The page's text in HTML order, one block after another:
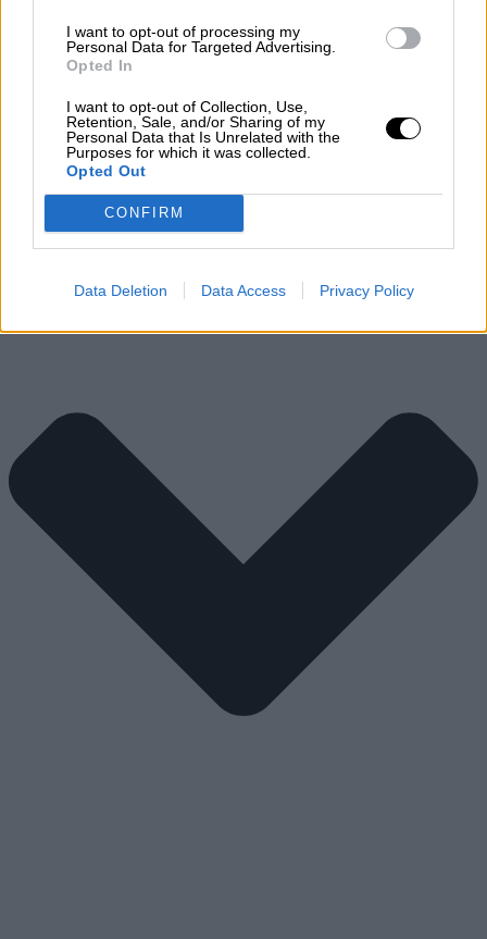
I want to opt-out of processing my
Personal Data for Targeted Advertising.
Opted In
I want to opt-out of Collection, Use,
Retention, Sale, and/or Sharing of my
Personal Data that Is Unrelated with the
Purposes for which it was collected.
Opted Out
CONFIRM
Data Deletion Data Access Privacy Policy
Συμβάλει στην νεανική όψη της επιδερμίδας.
λαιμό και το ντεκολτέ και κάνετε απαλό μασάζ. Συνεχίζετε με την
καθημερινή σας κρέμα.
Διατροφικά Στοιχεία